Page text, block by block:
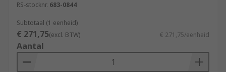
RS-stocknr. 683-0844
Subtotaal (1 eenheid)
€ 271,75(excl. BTW) € 271,75/eenheid
Aantal